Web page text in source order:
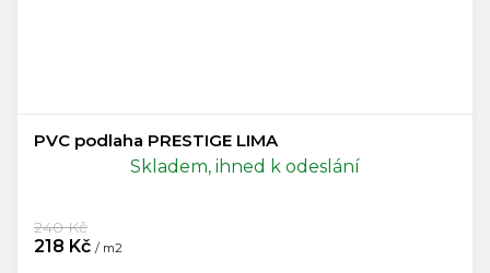
PVC podlaha PRESTIGE LIMA
Skladem, ihned k odeslání
218 Kč / m2
240 Kč